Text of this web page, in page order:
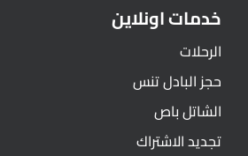
خدمات اونلاين
الرحلات
حجز البادل تنس
الشاتل باص
تجديد الاشتراك